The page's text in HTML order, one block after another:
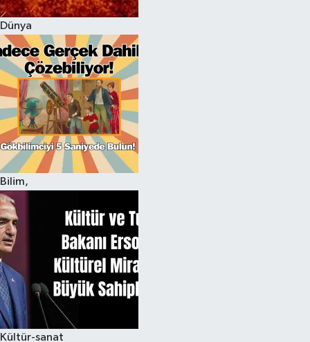
Dünya
Bilim,
Kültür-sanat